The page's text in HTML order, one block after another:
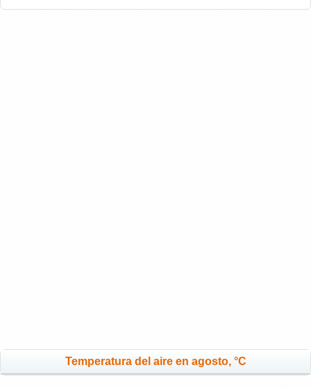
Temperatura del aire en agosto, °C